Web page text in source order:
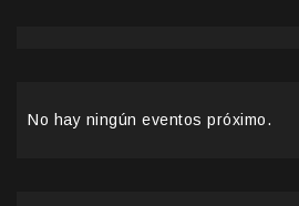
No hay ningún eventos próximo.